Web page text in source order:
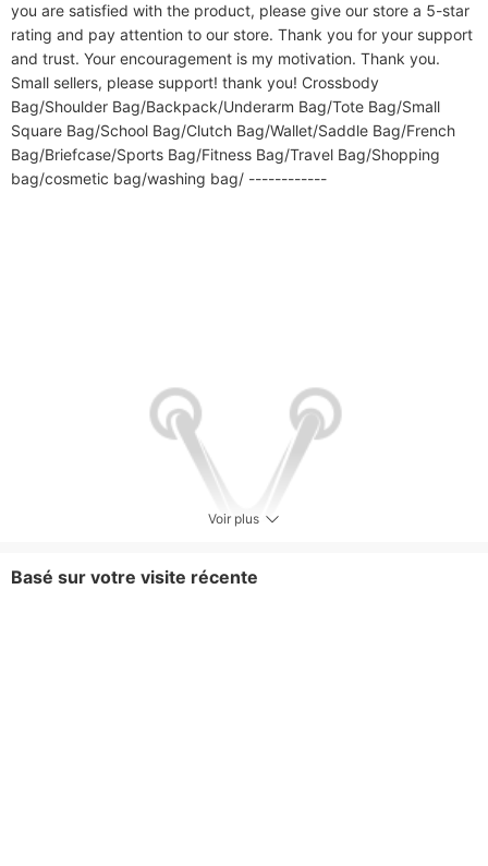
you are satisfied with the product, please give our store a 5-star
rating and pay attention to our store. Thank you for your support
and trust. Your encouragement is my motivation. Thank you.
Small sellers, please support! thank you! Crossbody
Bag/Shoulder Bag/Backpack/Underarm Bag/Tote Bag/Small
Square Bag/School Bag/Clutch Bag/Wallet/Saddle Bag/French
Bag/Briefcase/Sports Bag/Fitness Bag/Travel Bag/Shopping
bag/cosmetic bag/washing bag/ ------------
Voir plus
Basé sur votre visite récente